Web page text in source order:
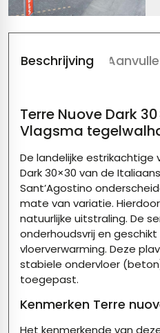
Beschrijving
Terre Nuove Dark
Vlagsma
De landelijke estrikachtige
Dark 30×30 van de
Sant’Agostino
mate van variatie.
natuurlijke uitstraling. De
onderhoudsvrij en
vloerverwarming. Deze
stabiele ondervloer
toegepast.
Kenmerken Terre
Het kenmerkende van